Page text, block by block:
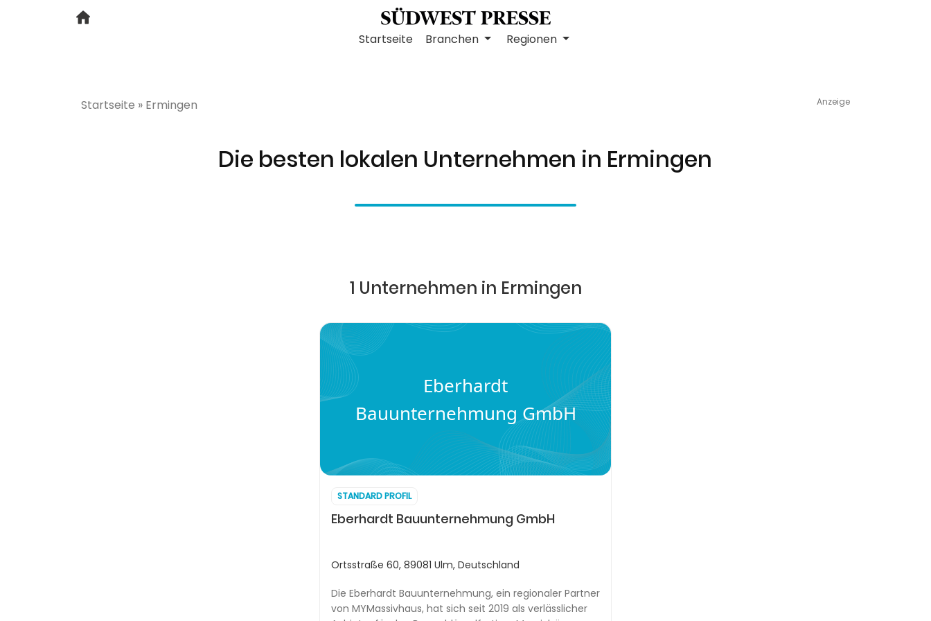
Startseite Branchen Regionen
Startseite » Ermingen Anzeige
Die besten lokalen Unternehmen in Ermingen
1 Unternehmen in Ermingen
Eberhardt
Bauunternehmung GmbH
STANDARD PROFIL
Eberhardt Bauunternehmung GmbH
Ortsstraße 60, 89081 Ulm, Deutschland
Die Eberhardt Bauunternehmung, ein regionaler Partner
von MYMassivhaus, hat sich seit 2019 als verlässlicher